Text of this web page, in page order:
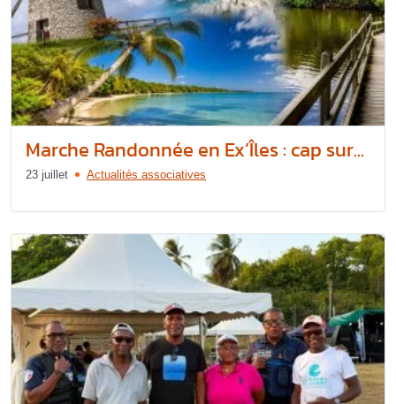
Marche Randonnée en Ex’Îles : cap sur...
23 juillet Actualités associatives